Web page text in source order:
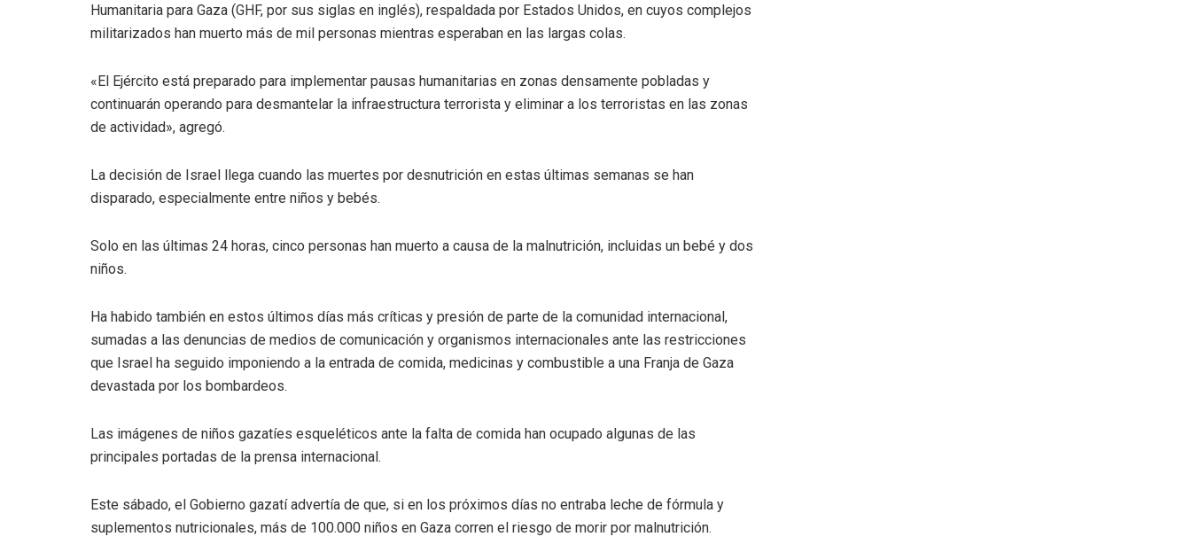
Humanitaria para Gaza (GHF, por sus siglas en inglés), respaldada por Estados Unidos, en cuyos complejos
militarizados han muerto más de mil personas mientras esperaban en las largas colas.
«El Ejército está preparado para implementar pausas humanitarias en zonas densamente pobladas y
continuarán operando para desmantelar la infraestructura terrorista y eliminar a los terroristas en las zonas
de actividad», agregó.
La decisión de Israel llega cuando las muertes por desnutrición en estas últimas semanas se han
disparado, especialmente entre niños y bebés.
Solo en las últimas 24 horas, cinco personas han muerto a causa de la malnutrición, incluidas un bebé y dos
niños.
Ha habido también en estos últimos días más críticas y presión de parte de la comunidad internacional,
sumadas a las denuncias de medios de comunicación y organismos internacionales ante las restricciones
que Israel ha seguido imponiendo a la entrada de comida, medicinas y combustible a una Franja de Gaza
devastada por los bombardeos.
Las imágenes de niños gazatíes esqueléticos ante la falta de comida han ocupado algunas de las
principales portadas de la prensa internacional.
Este sábado, el Gobierno gazatí advertía de que, si en los próximos días no entraba leche de fórmula y
suplementos nutricionales, más de 100.000 niños en Gaza corren el riesgo de morir por malnutrición.